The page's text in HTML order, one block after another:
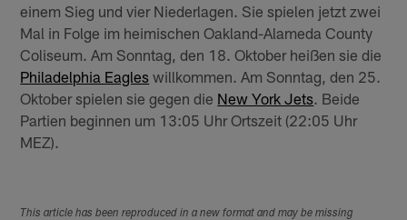
einem Sieg und vier Niederlagen. Sie spielen jetzt zwei
Mal in Folge im heimischen Oakland-Alameda County
Coliseum. Am Sonntag, den 18. Oktober heißen sie die
Philadelphia Eagles willkommen. Am Sonntag, den 25.
Oktober spielen sie gegen die New York Jets . Beide
Partien beginnen um 13:05 Uhr Ortszeit (22:05 Uhr
MEZ).
This article has been reproduced in a new format and may be missing